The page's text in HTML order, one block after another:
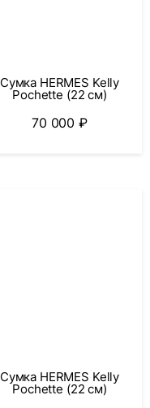
Сумка HERMES Kelly
Pochette (22 см)
70 000₽
Сумка HERMES Kelly
Pochette (22 см)